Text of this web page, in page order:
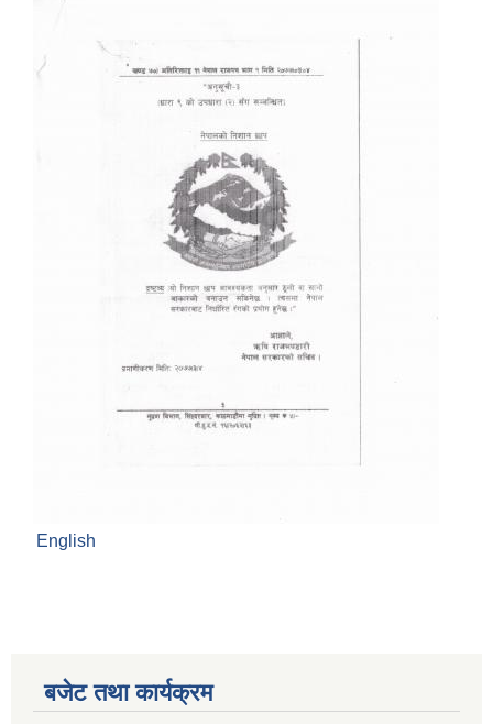
English
बजेट तथा कार्यक्रम